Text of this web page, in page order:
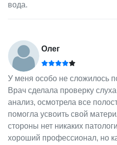
вода.
Олег
У меня особо не сложилось
Врач сделала проверку
анализ, осмотрела все
помогла усвоить свой
стороны нет никаких
хороший профессионал, но